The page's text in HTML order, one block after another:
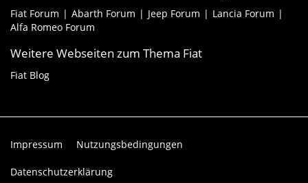
Fiat Forum Abarth Forum Jeep Forum
Lancia Forum
Alfa Romeo Forum
Weitere Webseiten zum Thema Fiat
Fiat Blog
Impressum Nutzungsbedingungen
Datenschutzerklärung